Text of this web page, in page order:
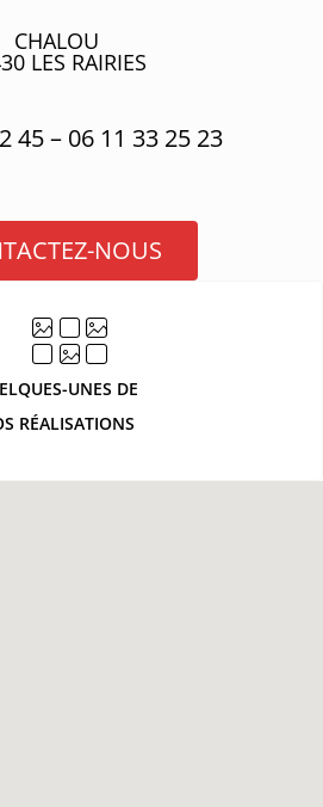
CHALOU
LES RAIRIES
45 – 06 11 33 25 23
NOUS
UNES DE
RÉALISATIONS